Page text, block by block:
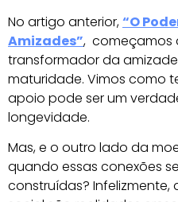
No artigo anterior,“O
Amizades”, começamos
transformador da
maturidade. Vimos como
apoio pode ser um
longevidade.
Mas, e o outro lado da
quando essas conexões
construídas? Infelizmente,